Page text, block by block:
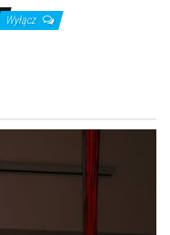
Wyłącz